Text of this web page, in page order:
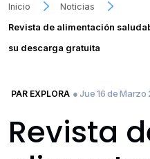
Inicio
Noticias
Revista de alimentación
su descarga gratuita
PAR EXPLORA ● Jue 16 de Marzo
Revista